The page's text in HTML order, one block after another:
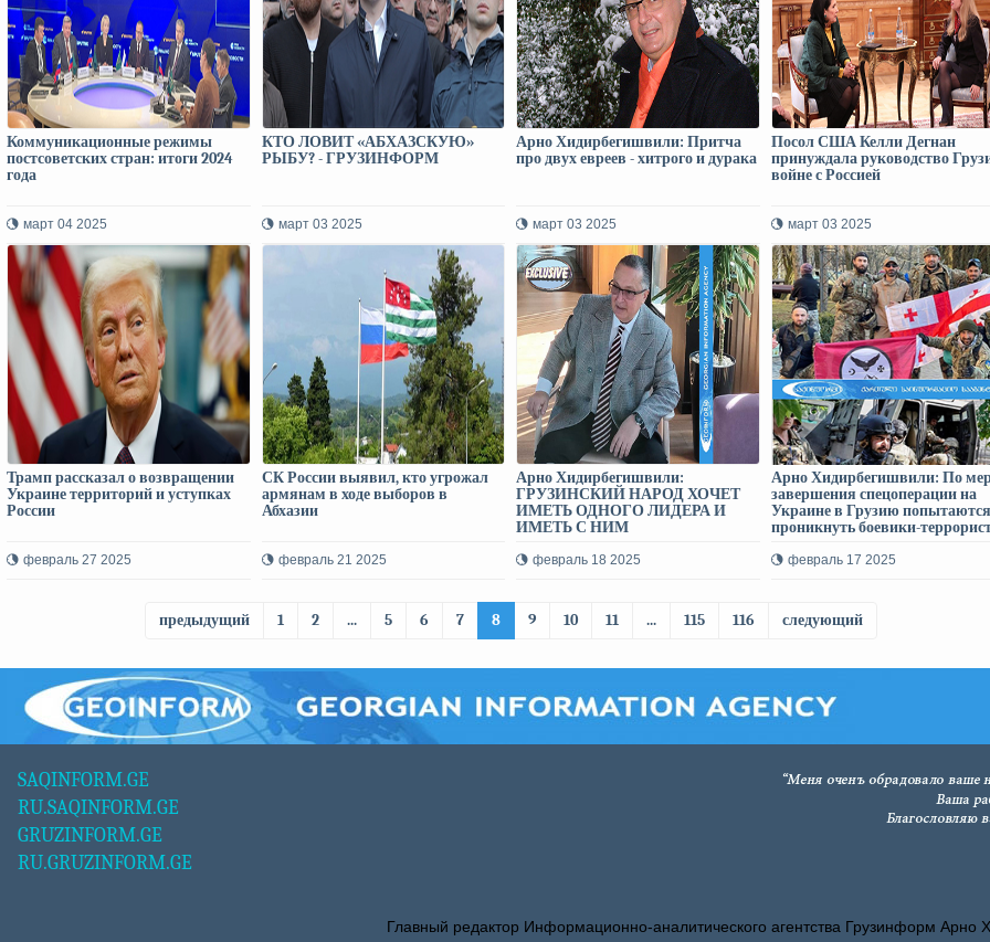
Коммуникационные режимы
постсоветских стран: итоги 2024
года
март 04 2025
КТО ЛОВИТ «АБХАЗСКУЮ»
РЫБУ? - ГРУЗИНФОРМ
март 03 2025
Арно Хидирбегишвили: Притча
про двух евреев - хитрого и дурака
март 03 2025
Посол США Келли Дегнан
принуждала руководство
войне с Россией
март 03 2025
Трамп рассказал о возвращении
Украине территорий и уступках
России
февраль 27 2025
СК России выявил, кто угрожал
армянам в ходе выборов в
Абхазии
февраль 21 2025
Арно Хидирбегишвили:
ГРУЗИНСКИЙ НАРОД ХОЧЕТ
ИМЕТЬ ОДНОГО ЛИДЕРА И
ИМЕТЬ С НИМ
февраль 18 2025
Арно Хидирбегишвили: По
завершения спецоперации на
Украине в Грузию попытаются
проникнуть боевики-
февраль 17 2025
предыдущий 1 2 ... 5 6 7 8 9 10 11 ... 115 116 следующий
SAQINFORM.GE
RU.SAQINFORM.GE
GRUZINFORM.GE
RU.GRUZINFORM.GE
Главный редактор Информационно-аналитического агентства Грузинформ Арно